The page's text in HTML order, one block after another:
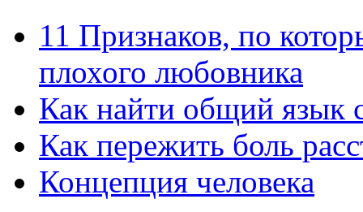
11 Признаков, по
плохого любовника
Как найти общий язык
Как пережить боль
Концепция человека